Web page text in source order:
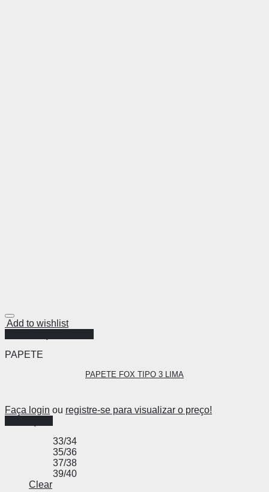
Add to wishlist
PAPETE
PAPETE FOX TIPO 3 LIMA
Faça login ou registre-se para visualizar o preço!
33/34
35/36
37/38
39/40
Clear